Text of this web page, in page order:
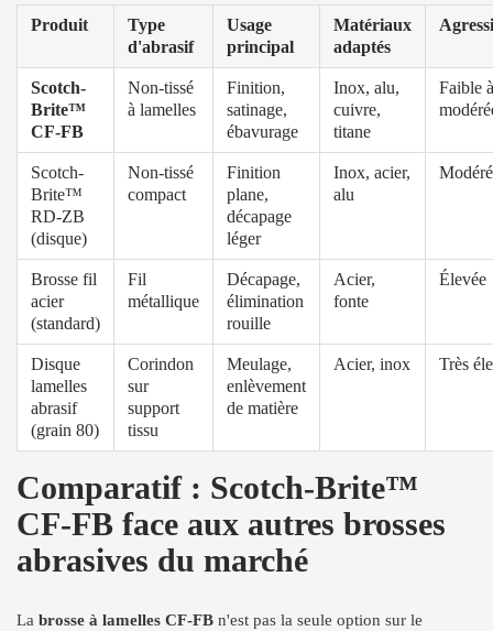
Produit
Type
d'abrasif
Usage
principal
Matériaux
adaptés
Scotch-
Brite™
CF-FB
Non-tissé
à lamelles
Finition,
satinage,
ébavurage
Inox, alu,
cuivre,
titane
Faible à
Scotch-
Brite™
RD-ZB
(disque)
Non-tissé
compact
Finition
plane,
décapage
léger
Inox, acier,
alu
Brosse fil
acier
(standard)
Fil
métallique
Décapage,
élimination
rouille
Acier,
fonte
Élevée
Disque
lamelles
abrasif
(grain 80)
Corindon
sur
support
tissu
Meulage,
enlèvement
de matière
Acier, inox Très
Comparatif : Scotch-Brite™
CF-FB face aux autres brosses
abrasives du marché
La brosse à lamelles CF-FB n'est pas la seule option sur le